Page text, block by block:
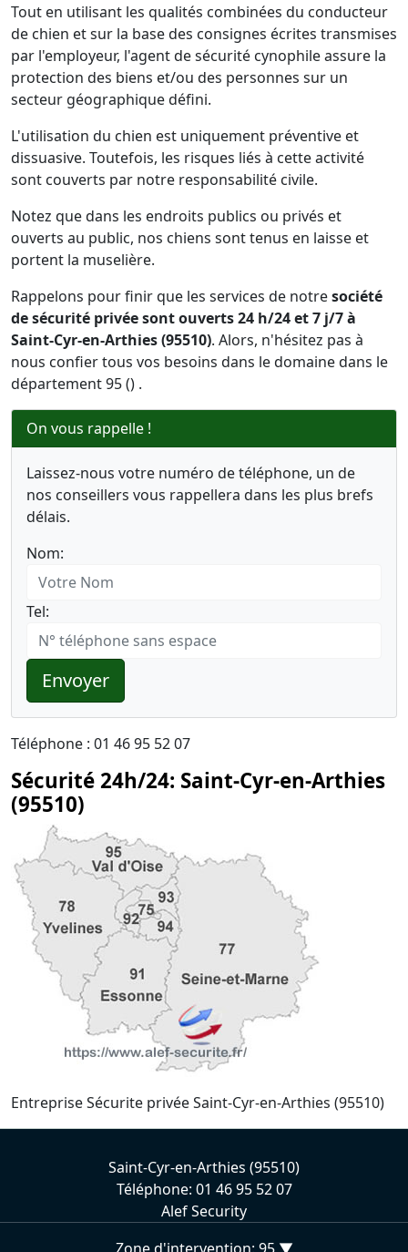
Tout en utilisant les qualités combinées du conducteur
de chien et sur la base des consignes écrites transmises
par l'employeur, l'agent de sécurité cynophile assure la
protection des biens et/ou des personnes sur un
secteur géographique défini.
L'utilisation du chien est uniquement préventive et
dissuasive. Toutefois, les risques liés à cette activité
sont couverts par notre responsabilité civile.
Notez que dans les endroits publics ou privés et
ouverts au public, nos chiens sont tenus en laisse et
portent la muselière.
Rappelons pour finir que les services de notresociété
de sécurité privée sont ouverts 24 h/24 et 7 j/7 à
Saint-Cyr-en-Arthies (95510). Alors, n'hésitez pas à
nous confier tous vos besoins dans le domaine dans le
département 95 () .
On vous rappelle !
Laissez-nous votre numéro de téléphone, un de
nos conseillers vous rappellera dans les plus brefs
délais.
Nom:
Tel:
Envoyer
Téléphone : 01 46 95 52 07
Sécurité 24h/24: Saint-Cyr-en-Arthies
(95510)
Entreprise Sécurite privée Saint-Cyr-en-Arthies (95510)
Saint-Cyr-en-Arthies (95510)
Téléphone: 01 46 95 52 07
Alef Security